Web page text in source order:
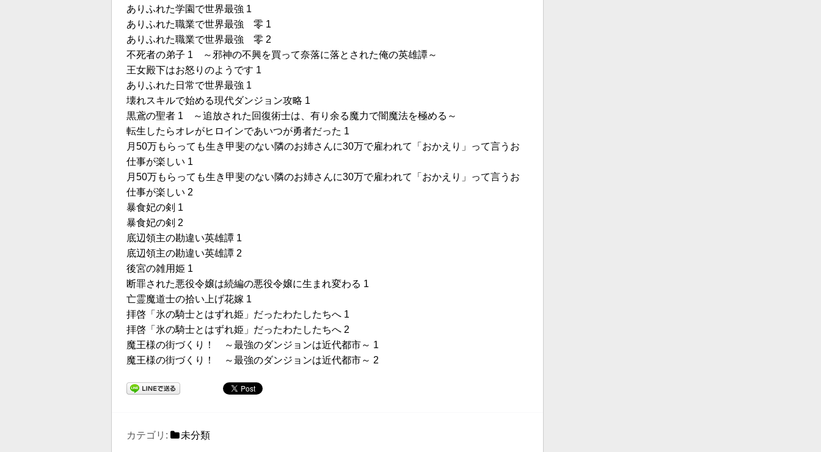
ありふれた学園で世界最強 1
ありふれた職業で世界最強 零 1
ありふれた職業で世界最強 零 2
不死者の弟子 1 ～邪神の不興を買って奈落に落とされた俺の英雄譚～
王女殿下はお怒りのようです 1
ありふれた日常で世界最強 1
壊れスキルで始める現代ダンジョン攻略 1
黒鳶の聖者 1 ～追放された回復術士は、有り余る魔力で闇魔法を極める～
転生したらオレがヒロインであいつが勇者だった 1
月50万もらっても生き甲斐のない隣のお姉さんに30万で雇われて「おかえり」って言うお
仕事が楽しい 1
月50万もらっても生き甲斐のない隣のお姉さんに30万で雇われて「おかえり」って言うお
仕事が楽しい 2
暴食妃の剣 1
暴食妃の剣 2
底辺領主の勘違い英雄譚 1
底辺領主の勘違い英雄譚 2
後宮の雑用姫 1
断罪された悪役令嬢は続編の悪役令嬢に生まれ変わる 1
亡霊魔道士の拾い上げ花嫁 1
拝啓「氷の騎士とはずれ姫」だったわたしたちへ 1
拝啓「氷の騎士とはずれ姫」だったわたしたちへ 2
魔王様の街づくり！ ～最強のダンジョンは近代都市～ 1
魔王様の街づくり！ ～最強のダンジョンは近代都市～ 2
カテゴリ: 未分類